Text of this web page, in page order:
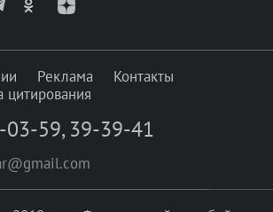
Реклама
Контакты
цитирования
03-59, 39-39-41